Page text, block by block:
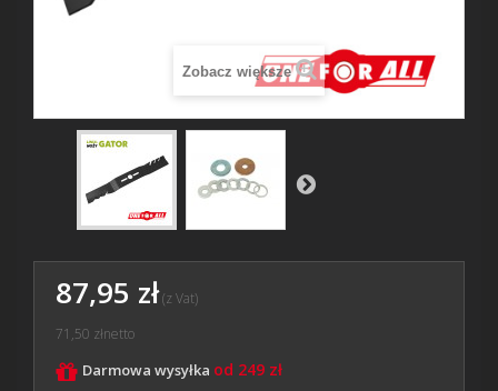
Zobacz większe
87,95 zł(z Vat)
71,50 złnetto
Darmowa wysyłka od 249 zł